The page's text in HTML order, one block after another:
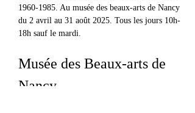
1960-1985. Au musée des beaux-arts de Nancy
du 2 avril au 31 août 2025. Tous les jours 10h-
18h sauf le mardi.
Musée des Beaux-arts de
Nancy